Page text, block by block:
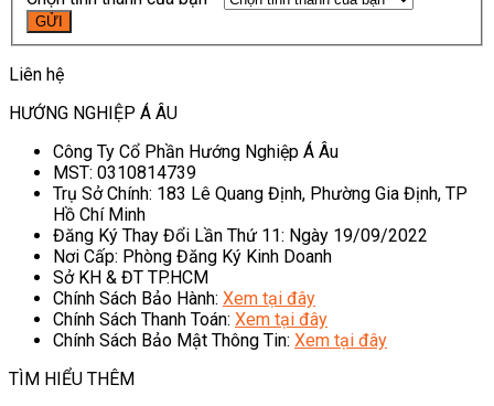
Liên hệ
HƯỚNG NGHIỆP Á ÂU
Công Ty Cổ Phần Hướng Nghiệp Á Âu
MST: 0310814739
Trụ Sở Chính: 183 Lê Quang Định, Phường Gia Định, TP
Hồ Chí Minh
Đăng Ký Thay Đổi Lần Thứ 11: Ngày 19/09/2022
Nơi Cấp: Phòng Đăng Ký Kinh Doanh
Sở KH & ĐT TP.HCM
Chính Sách Bảo Hành: Xem tại đây
Chính Sách Thanh Toán: Xem tại đây
Chính Sách Bảo Mật Thông Tin: Xem tại đây
TÌM HIỂU THÊM